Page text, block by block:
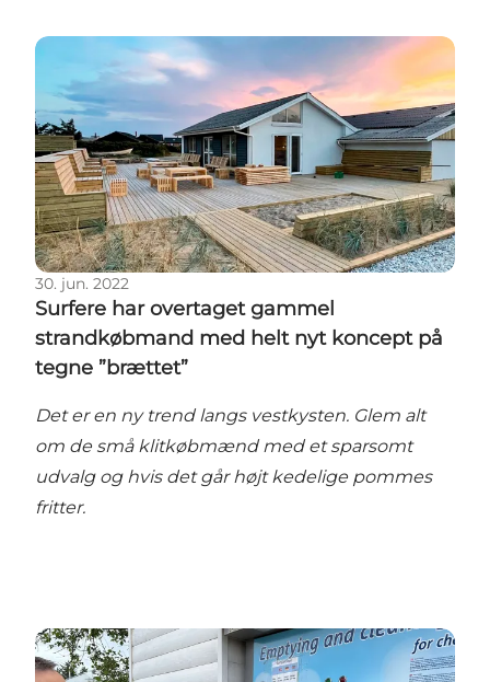
Surfere har overtaget gammel strandkøbmand
30. jun. 2022
Surfere har overtaget gammel
strandkøbmand med helt nyt koncept på
tegne ”brættet”
Det er en ny trend langs vestkysten. Glem alt
om de små klitkøbmænd med et sparsomt
udvalg og hvis det går højt kedelige pommes
fritter.
Slut med den manuelle møg-tjans – campister vil